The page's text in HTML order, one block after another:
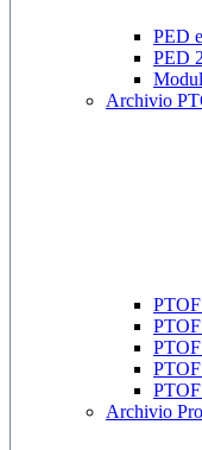
PED
PED
Archivio
Archivio